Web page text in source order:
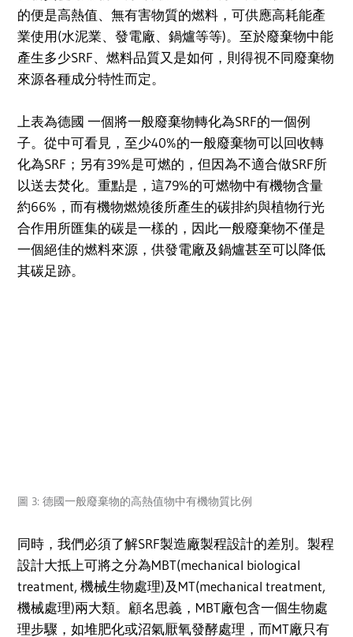
的便是高熱值、無有害物質的燃料，可供應高耗能產
業使用(水泥業、發電廠、鍋爐等等)。至於廢棄物中能
產生多少SRF、燃料品質又是如何，則得視不同廢棄物
來源各種成分特性而定。
上表為德國 一個將一般廢棄物轉化為SRF的一個例
子。從中可看見，至少40%的一般廢棄物可以回收轉
化為SRF；另有39%是可燃的，但因為不適合做SRF所
以送去焚化。重點是，這79%的可燃物中有機物含量
約66%，而有機物燃燒後所產生的碳排約與植物行光
合作用所匯集的碳是一樣的，因此一般廢棄物不僅是
一個絕佳的燃料來源，供發電廠及鍋爐甚至可以降低
其碳足跡。
圖 3: 德國一般廢棄物的高熱值物中有機物質比例
同時，我們必須了解SRF製造廠製程設計的差別。製程
設計大抵上可將之分為MBT(mechanical biological
treatment, 機械生物處理)及MT(mechanical treatment,
機械處理)兩大類。顧名思義，MBT廠包含一個生物處
理步驟，如堆肥化或沼氣厭氧發酵處理，而MT廠只有